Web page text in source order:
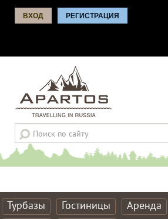
ВХОД РЕГИСТРАЦИЯ
Турбазы Гостиницы Аренда